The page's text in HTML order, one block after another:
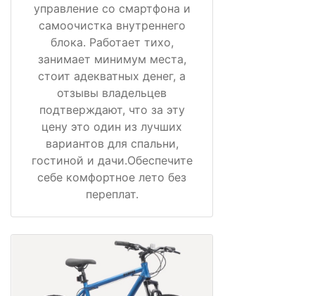
управление со смартфона и
самоочистка внутреннего
блока. Работает тихо,
занимает минимум места,
стоит адекватных денег, а
отзывы владельцев
подтверждают, что за эту
цену это один из лучших
вариантов для спальни,
гостиной и дачи.Обеспечите
себе комфортное лето без
переплат.